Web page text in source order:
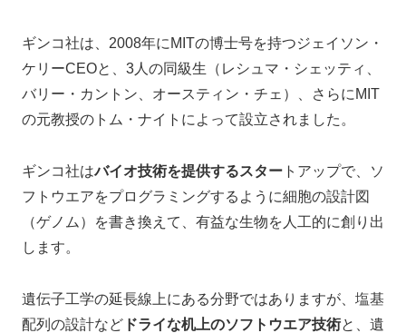
ギンコ社は、2008年にMITの博士号を持つジェイソン・
ケリーCEOと、3人の同級生（レシュマ・シェッティ、
バリー・カントン、オースティン・チェ）、さらにMIT
の元教授のトム・ナイトによって設立されました。
ギンコ社はバイオ技術を提供するスター トアップで、ソ
フトウエアをプログラミングするように細胞の設計図
（ゲノム）を書き換えて、有益な生物を人工的に創り出
します。
遺伝子工学の延長線上にある分野ではありますが、塩基
配列の設計など ドライな机上のソフトウエア技術と、遺